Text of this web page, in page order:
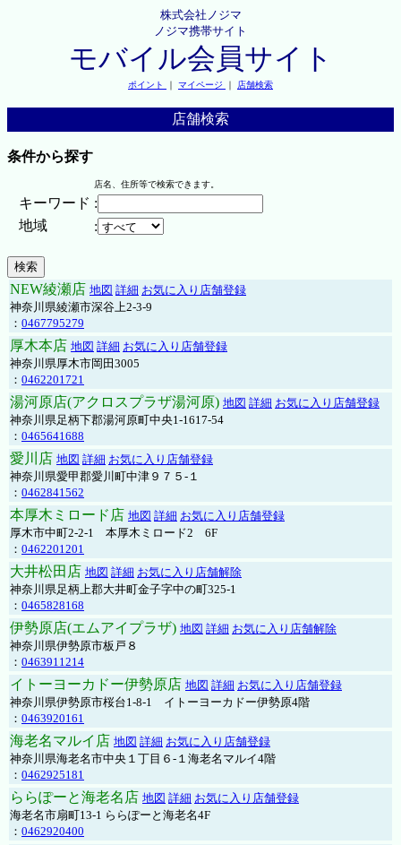
株式会社ノジマ
ノジマ携帯サイト
モバイル会員サイト
ポイント ｜ マイページ ｜ 店舗検索
店舗検索
条件から探す
店名、住所等で検索できます。
キーワード :
地域
:
NEW綾瀬店 地図 詳細 お気に入り店舗登録
神奈川県綾瀬市深谷上2-3-9
： 0467795279
厚木本店 地図 詳細 お気に入り店舗登録
神奈川県厚木市岡田3005
： 0462201721
湯河原店(アクロスプラザ湯河原) 地図 詳細 お気に入り店舗登録
神奈川県足柄下郡湯河原町中央1-1617-54
： 0465641688
愛川店 地図 詳細 お気に入り店舗登録
神奈川県愛甲郡愛川町中津９７５-１
： 0462841562
本厚木ミロード店 地図 詳細 お気に入り店舗登録
厚木市中町2-2-1 本厚木ミロード2 6F
： 0462201201
大井松田店 地図 詳細 お気に入り店舗解除
神奈川県足柄上郡大井町金子字中の町325-1
： 0465828168
伊勢原店(エムアイプラザ) 地図 詳細 お気に入り店舗解除
神奈川県伊勢原市板戸８
： 0463911214
イトーヨーカドー伊勢原店 地図 詳細 お気に入り店舗登録
神奈川県伊勢原市桜台1-8-1 イトーヨーカドー伊勢原4階
： 0463920161
海老名マルイ店 地図 詳細 お気に入り店舗登録
神奈川県海老名市中央１丁目６-１海老名マルイ4階
： 0462925181
ららぽーと海老名店 地図 詳細 お気に入り店舗登録
海老名市扇町13-1 ららぽーと海老名4F
： 0462920400